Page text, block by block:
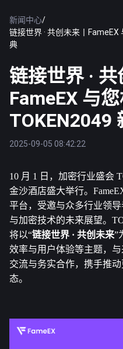
新闻中心/
链接世界 · 共创未来丨
典
链接世界 · 共
FameEX 与
TOKEN2049
2025-09-05 08:42:22
10 月 1 日，加密行业盛会
金沙酒店盛大举行。
平台，受邀与众多行业领
与加密技术的未来展望。
将以“链接世界 · 共创未来”
效率与用户体验等主题，
交流与务实合作，携手推
态。